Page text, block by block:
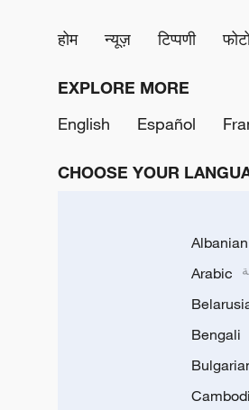
होम न्यूज़ टिप्पणी
EXPLORE MORE
English
Español
CHOOSE YOUR
Albanian
Arabic
Bengali